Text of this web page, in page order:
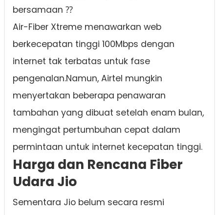
bersamaan ⁇
Air-Fiber Xtreme menawarkan web
berkecepatan tinggi 100Mbps dengan
internet tak terbatas untuk fase
pengenalan.Namun, Airtel mungkin
menyertakan beberapa penawaran
tambahan yang dibuat setelah enam bulan,
mengingat pertumbuhan cepat dalam
permintaan untuk internet kecepatan tinggi.
Harga dan Rencana Fiber
Udara Jio
Sementara Jio belum secara resmi